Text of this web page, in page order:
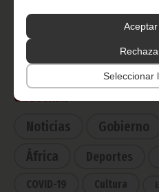
Seleccionar
Radio
Ecuatorial
Haz click aquí para
CATEGORÍAS
Noticias Gobierno
África
Deportes
COVID-19 Cultura